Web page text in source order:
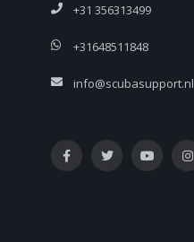
+31 356313499
+31648511848
info@scubasupport.nl